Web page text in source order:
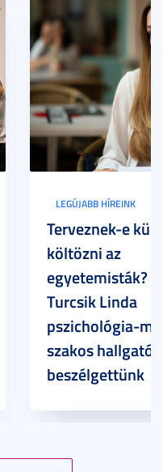
LEGÚJABB HÍREINK
Terveznek-e
költözni az
egyetemisták? –
Turcsik Linda
pszichológia-
szakos
beszélgettünk